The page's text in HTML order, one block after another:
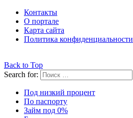
Контакты
О портале
Карта сайта
Политика конфиденциальности
Back to Top
Search for:
Под низкий процент
По паспорту
Займ под 0%